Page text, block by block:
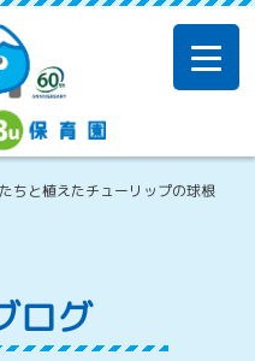
ちと植えたチューリップの球根
ログ